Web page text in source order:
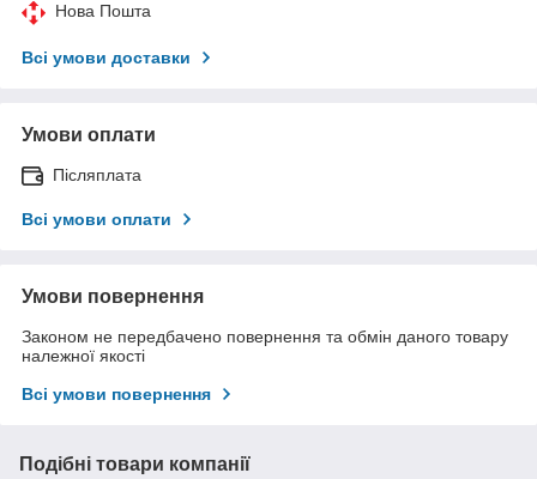
Нова Пошта
Всі умови доставки
Умови оплати
Післяплата
Всі умови оплати
Умови повернення
Законом не передбачено повернення та обмін даного товару
належної якості
Всі умови повернення
Подібні товари компанії